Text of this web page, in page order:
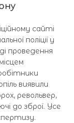
сайті
поліції у
проведення
виявили
револьвер,
до зброї. Усе